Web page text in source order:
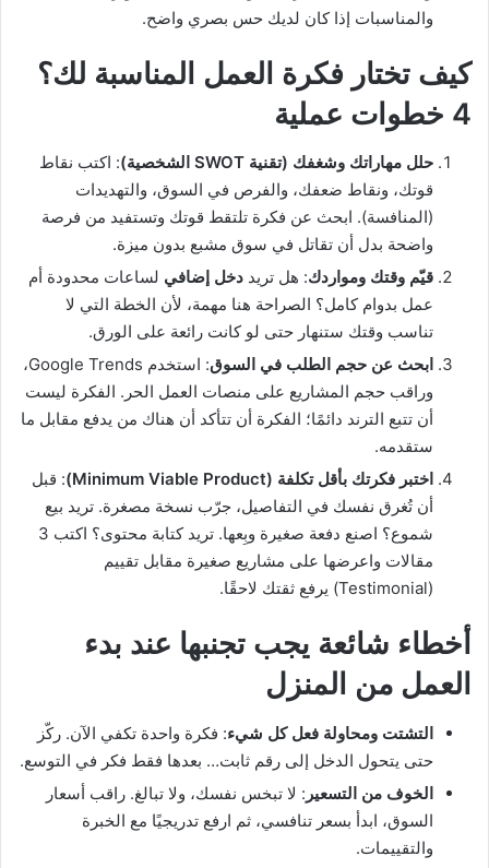
والمناسبات إذا كان لديك حس بصري واضح.
كيف تختار فكرة العمل المناسبة لك؟
4 خطوات عملية
حلل مهاراتك وشغفك (تقنية SWOT الشخصية)
: اكتب نقاط
قوتك، ونقاط ضعفك، والفرص في السوق، والتهديدات
(المنافسة). ابحث عن فكرة تلتقط قوتك وتستفيد من فرصة
واضحة بدل أن تقاتل في سوق مشبع بدون ميزة.
قيّم وقتك ومواردك: هل تريد دخل إضافي لساعات محدودة أم
عمل بدوام كامل؟ الصراحة هنا مهمة، لأن الخطة التي لا
تناسب وقتك ستنهار حتى لو كانت رائعة على الورق.
ابحث عن حجم الطلب في السوق
: استخدم Google Trends،
وراقب حجم المشاريع على منصات العمل الحر. الفكرة ليست
أن تتبع الترند دائمًا؛ الفكرة أن تتأكد أن هناك من يدفع مقابل ما
ستقدمه.
اختبر فكرتك بأقل تكلفة (Minimum Viable Product)
: قبل
أن تُغرق نفسك في التفاصيل، جرّب نسخة مصغرة. تريد بيع
شموع؟ اصنع دفعة صغيرة وبِعها. تريد كتابة محتوى؟ اكتب 3
مقالات واعرضها على مشاريع صغيرة مقابل تقييم
(Testimonial) يرفع ثقتك لاحقًا.
أخطاء شائعة يجب تجنبها عند بدء
العمل من المنزل
التشتت ومحاولة فعل كل شيء: فكرة واحدة تكفي الآن. ركّز
حتى يتحول الدخل إلى رقم ثابت… بعدها فقط فكر في التوسع.
الخوف من التسعير : لا تبخس نفسك، ولا تبالغ. راقب أسعار
السوق، ابدأ بسعر تنافسي، ثم ارفع تدريجيًا مع الخبرة
والتقييمات.